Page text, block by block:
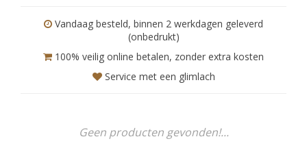
Vandaag besteld, binnen 2 werkdagen geleverd
(onbedrukt)
100% veilig online betalen, zonder extra kosten
Service met een glimlach
Geen producten gevonden!...